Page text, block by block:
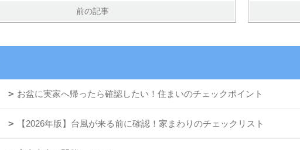
前の記事
お盆に実家へ帰ったら確認したい！住まいのチェックポイント
【2026年版】台風が来る前に確認！家まわりのチェックリスト